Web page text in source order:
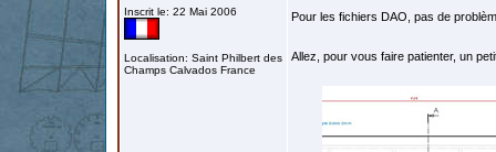
Inscrit le: 22 Mai 2006
Localisation: Saint Philbert des
Champs Calvados France
Pour les fichiers DAO, pas de
Allez, pour vous faire patienter, un